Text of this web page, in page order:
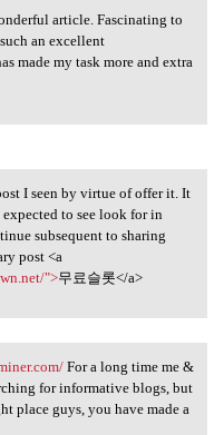
article. Fascinating to
an excellent
made my task more and extra
post I
I seen by virtue of offer it. It
to see look for in
subsequent to sharing
post <a
">무료슬롯</a>
For a long time me &
for informative blogs, but
place guys, you have made a